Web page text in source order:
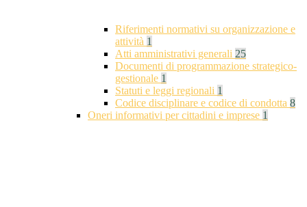
Riferimenti normativi su organizzazione e
attività 1
Atti amministrativi generali 25
Documenti di programmazione strategico-
gestionale 1
Statuti e leggi regionali 1
Codice disciplinare e codice di condotta 8
Oneri informativi per cittadini e imprese 1